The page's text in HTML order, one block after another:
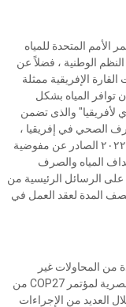
المتحدة للمياه
النظم الوطنية ، فضلاً عن
القارة الإفريقية ممثلة
توافر المياه بشكل
لأفريقيا" والذى تضمن
الصحي في إفريقيا ،
كما تم خلال مؤتمر الامم المتحدة إطلاق تقرير عام ٢٠٢٢ الصادر عن مفوضية
المياه والصرف
الرسائل الرئيسية من
المدة لعقد العمل في
من المحاولات غير
المجدية من قبل مجتمع المياه .. تمكنت الرئاسة المصرية لمؤتمر COP27 من
العديد من الإجراءات